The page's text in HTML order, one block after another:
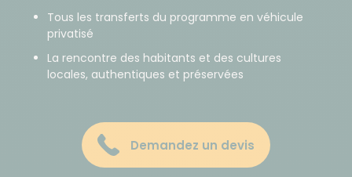
Tous les transferts du programme en véhicule
privatisé
La rencontre des habitants et des cultures
locales, authentiques et préservées
Demandez un devis